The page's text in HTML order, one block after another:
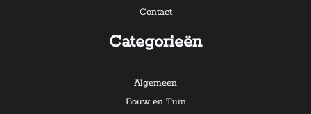
Contact
Categorieën
Algemeen
Bouw en Tuin